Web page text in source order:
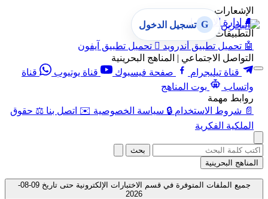
الإشعارات
🔔
إدارة الإشعارات
التطبيقات
🤖 تحميل تطبيق أندرويد  تحميل تطبيق آيفون
التواصل الاجتماعي | المناهج البحرينية
قناة تيليجرام
صفحة فيسبوك قناة يوتيوب
قناة
واتساب
بوت المناهج
روابط مهمة
📄 شروط الاستخدام 🔒 سياسة الخصوصية ✉️ اتصل بنا ⚖️ حقوق
الملكية الفكرية
G تسجيل الدخول
بحث
المناهج البحرينية
جميع الملفات المتوفرة في قسم الاختبارات الإلكترونية حتى تاريخ 09-08-
2026